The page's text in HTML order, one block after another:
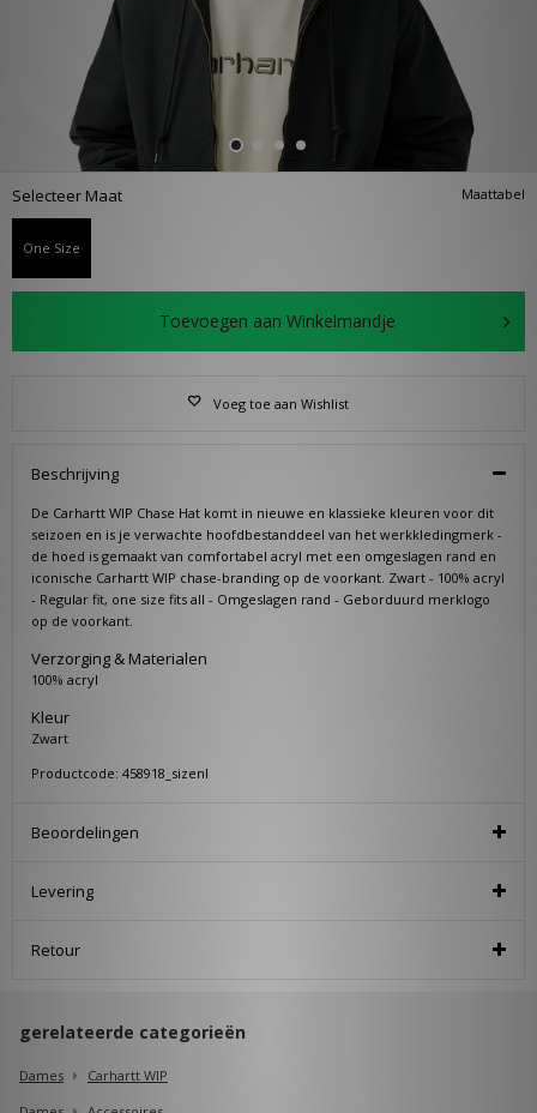
Maattabel
Selecteer Maat
One Size
Toevoegen aan Winkelmandje
Voeg toe aan Wishlist
Beschrijving
De Carhartt WIP Chase Hat komt in nieuwe en klassieke kleuren voor dit
seizoen en is je verwachte hoofdbestanddeel van het werkkledingmerk -
de hoed is gemaakt van comfortabel acryl met een omgeslagen rand en
iconische Carhartt WIP chase-branding op de voorkant. Zwart - 100% acryl
- Regular fit, one size fits all - Omgeslagen rand - Geborduurd merklogo
op de voorkant.
Verzorging & Materialen
100% acryl
Kleur
Zwart
Productcode: 458918_sizenl
Beoordelingen
Levering
Retour
gerelateerde categorieën
Dames
Carhartt WIP